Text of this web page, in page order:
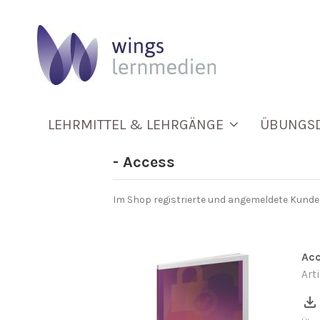
LEHRMITTEL & LEHRGÄNGE
- Access
Im Shop registrierte und angemeldete
file_download